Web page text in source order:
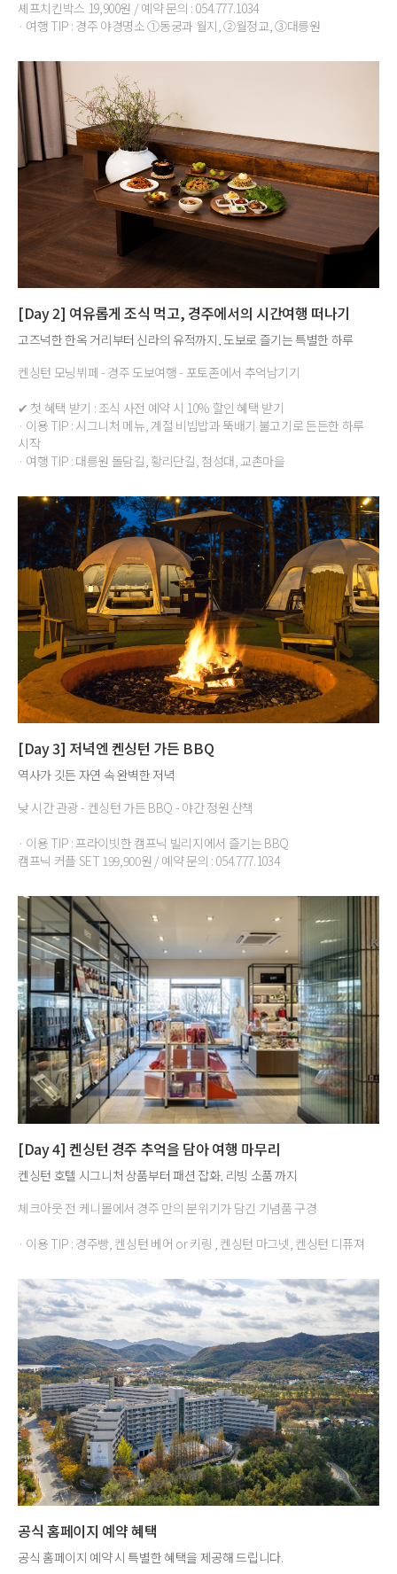
셰프치킨박스 19,900원 / 예약 문의 : 054.777.1034
· 여행 TIP : 경주 야경명소 ①동궁과 월지, ②월정교, ③대릉원
[Day 2] 여유롭게 조식 먹고, 경주에서의 시간여행 떠나기
고즈넉한 한옥 거리부터 신라의 유적까지, 도보로 즐기는 특별한 하루
켄싱턴 모닝뷔페 - 경주 도보여행 - 포토존에서 추억남기기
✔ 첫 혜택 받기 : 조식 사전 예약 시 10% 할인 혜택 받기
· 이용 TIP : 시그니처 메뉴, 계절 비빕밥과 뚝배기 불고기로 든든한 하루
시작
· 여행 TIP : 대릉원 돌담길, 황리단길, 첨성대, 교촌마을
[Day 3] 저녁엔 켄싱턴 가든 BBQ
역사가 깃든 자연 속 완벽한 저녁
낮 시간 관광 - 켄싱턴 가든 BBQ - 야간 정원 산책
· 이용 TIP : 프라이빗한 캠프닉 빌리지에서 즐기는 BBQ
캠프닉 커플 SET 199,900원 / 예약 문의 : 054.777.1034
[Day 4] 켄싱턴 경주 추억을 담아 여행 마무리
켄싱턴 호텔 시그니처 상품부터 패션 잡화, 리빙 소품 까지
체크아웃 전 케니몰에서 경주 만의 분위기가 담긴 기념품 구경
· 이용 TIP : 경주빵, 켄싱턴 베어 or 키링 , 켄싱턴 마그넷, 켄싱턴 디퓨져
공식 홈페이지 예약 혜택
공식 홈페이지 예약 시 특별한 혜택을 제공해 드립니다.